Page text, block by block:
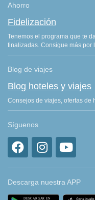
Ahorro
Fidelización
Tenemos el programa que te
finalizadas. Consigue más por
Blog de viajes
Blog hoteles y viajes
Consejos de viajes, ofertas de
Síguenos
Descarga nuestra APP